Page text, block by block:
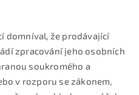
domníval, že prodávající
zpracování jeho osobních
soukromého a
v rozporu se zákonem,